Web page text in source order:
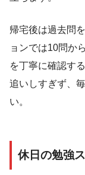
帰宅後は過去問
ョンでは10問か
を丁寧に確認す
追いしすぎず、
い。
休日の勉強